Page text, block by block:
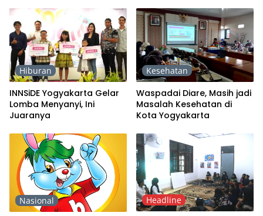
Hiburan
INNSiDE Yogyakarta Gelar
Lomba Menyanyi, Ini
Juaranya
Kesehatan
Waspadai Diare, Masih jadi
Masalah Kesehatan di
Kota Yogyakarta
Nasional Headline